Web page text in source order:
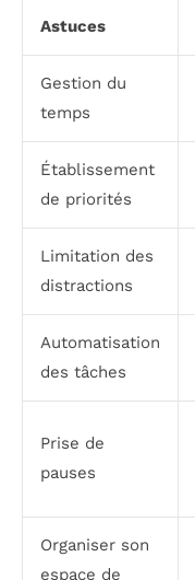
Astuces
Gestion du
temps
Établissement
de priorités
Limitation des
distractions
Automatisation
des tâches
Prise de
pauses
Organiser son
espace de